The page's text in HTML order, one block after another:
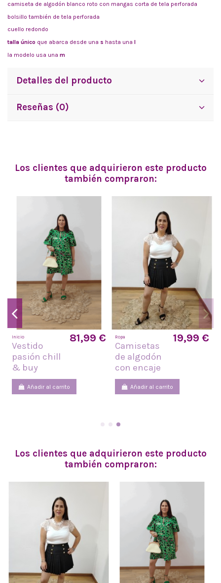
camiseta de algodón blanco roto con mangas corta de tela perforada
bolsillo también de tela perforada
cuello redondo
talla único que abarca desde una s hasta una l
la modelo usa una m
Detalles del producto
Reseñas (0)
Los clientes que adquirieron este producto
también compraron:
Inicio
Vestido
pasión chill
& buy
81,99 €
Añadir al carrito
Ropa
Camisetas
de algodón
con encaje
19,99 €
Añadir al carrito
Los clientes que adquirieron este producto
también compraron: